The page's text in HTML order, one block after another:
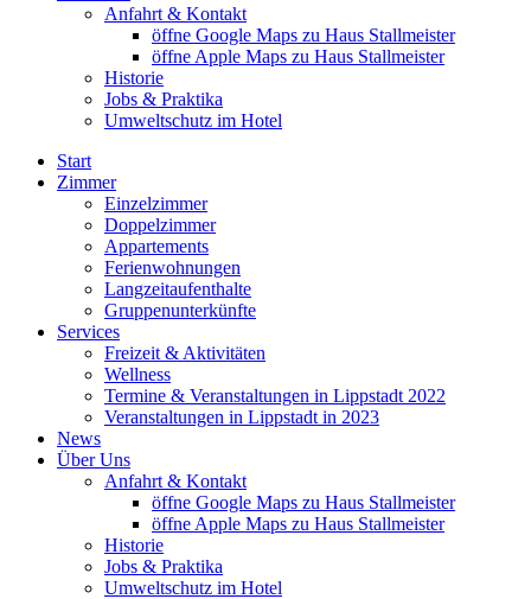
Anfahrt & Kontakt
öffne Google Maps zu Haus Stallmeister
öffne Apple Maps zu Haus Stallmeister
Historie
Jobs & Praktika
Umweltschutz im Hotel
Start
Zimmer
Einzelzimmer
Doppelzimmer
Appartements
Ferienwohnungen
Langzeitaufenthalte
Gruppenunterkünfte
Services
Freizeit & Aktivitäten
Wellness
Termine & Veranstaltungen in Lippstadt 2022
Veranstaltungen in Lippstadt in 2023
News
Über Uns
Anfahrt & Kontakt
öffne Google Maps zu Haus Stallmeister
öffne Apple Maps zu Haus Stallmeister
Historie
Jobs & Praktika
Umweltschutz im Hotel